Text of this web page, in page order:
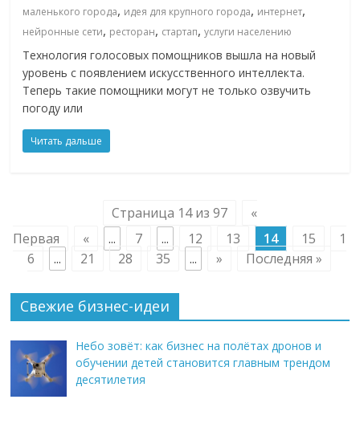
маленького города, идея для крупного города, интернет,
нейронные сети, ресторан, стартап,услуги населению
Технология голосовых помощников вышла на новый
уровень с появлением искусственного интеллекта.
Теперь такие помощники могут не только озвучить
погоду или
Читать дальше
Страница 14 из 97
«
Первая
« ... 7 ... 12 13 14 15
1
6
... 21 28 35 ... » Последняя »
Свежие бизнес-идеи
Небо зовёт: как бизнес на полётах дронов и
обучении детей становится главным трендом
десятилетия